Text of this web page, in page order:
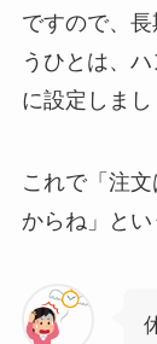
ですので、
うひとは、
に設定しまし
これで「注
からね」とい